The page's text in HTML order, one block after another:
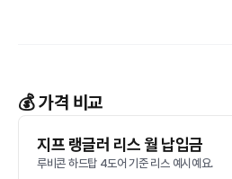
💰 가격 비교
지프 랭글러 리스 월 납입금
루비콘 하드탑 4도어 기준 리스 예시예요.